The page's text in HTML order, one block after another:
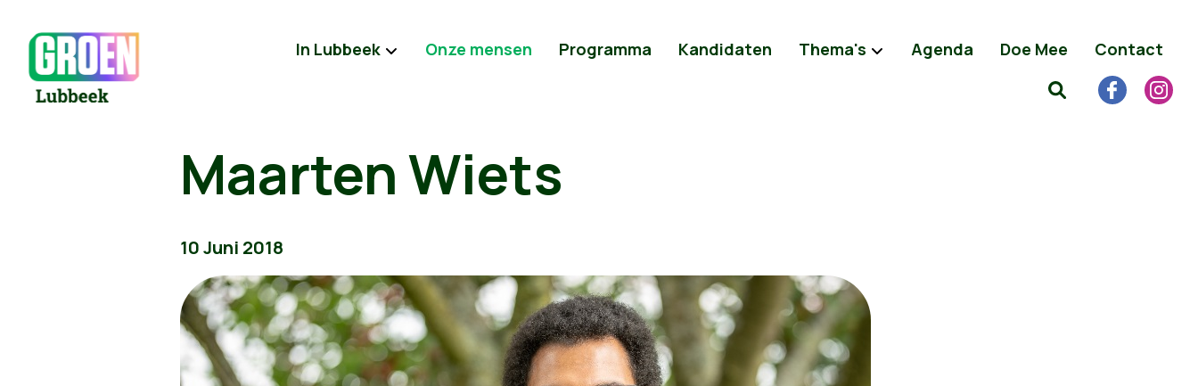
In Lubbeek Onze mensen Programma Kandidaten Thema's Agenda Doe Mee Contact
Maarten Wiets
10 Juni 2018